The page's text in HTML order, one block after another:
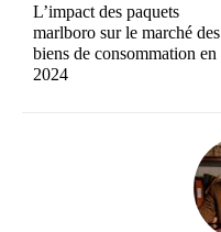
L’impact des paquets
marlboro sur le marché des
biens de consommation en
2024